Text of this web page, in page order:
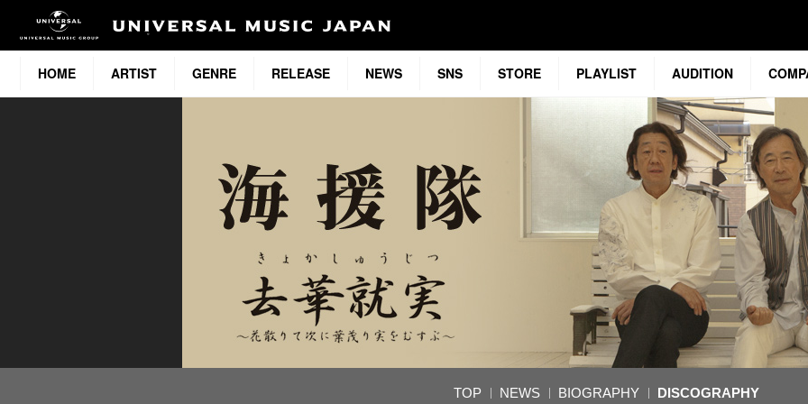
HOME ARTIST GENRE RELEASE NEWS SNS STORE PLAYLIST AUDITION
TOP NEWS BIOGRAPHY DISCOGRAPHY